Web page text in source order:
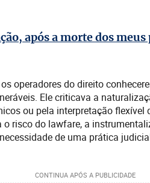
após a morte dos
operadores do direito
Ele criticava a
ou pela interpretação
risco do lawfare, a
de uma prática